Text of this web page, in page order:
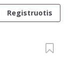
Registruotis